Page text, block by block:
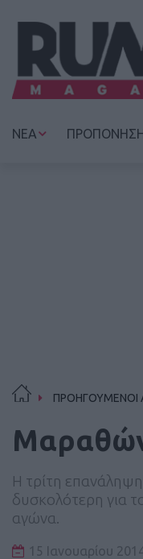
ΝΕΑ
ΠΡΟΗΓΟΥΜΕΝΟΙ
Η τρίτη
δυσκολότερη για
αγώνα.
15 Ιανουαρίου